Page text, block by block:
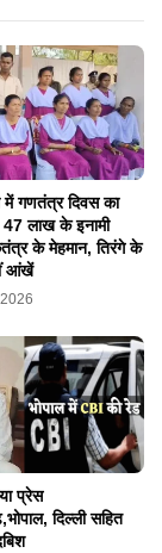
गणतंत्र दिवस का
47 लाख के इनामी
के मेहमान, तिरंगे के
आंखें
प्रेस
दिल्ली सहित